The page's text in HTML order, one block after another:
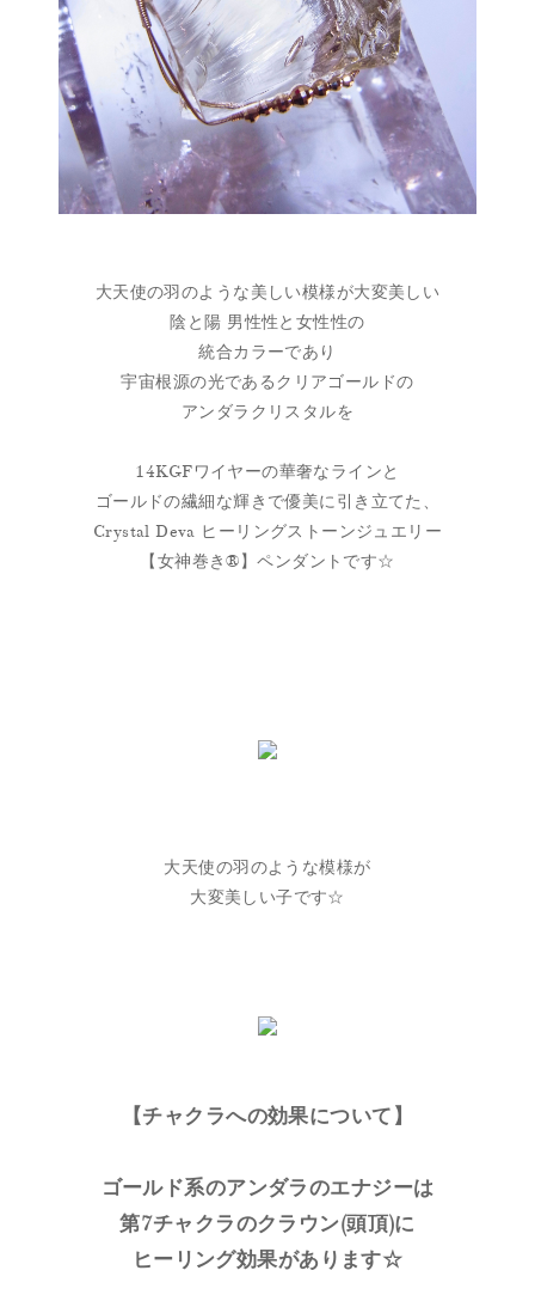
大天使の羽のような美しい模様が大変美しい
陰と陽 男性性と女性性の
統合カラーであり
宇宙根源の光であるクリアゴールドの
アンダラクリスタルを
14KGFワイヤーの華奢なラインと
ゴールドの繊細な輝きで優美に引き立てた、
Crystal Deva ヒーリングストーンジュエリー
【女神巻き®】ペンダントです☆
大天使の羽のような模様が
大変美しい子です☆
【チャクラへの効果について】
ゴールド系のアンダラのエナジーは
第7チャクラのクラウン(頭頂)に
ヒーリング効果があります☆